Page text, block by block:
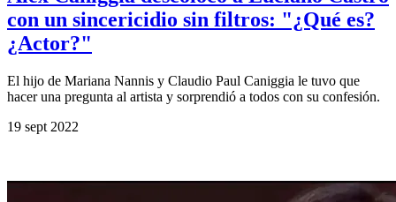
con un sincericidio sin filtros: "¿Qué es?
¿Actor?"
El hijo de Mariana Nannis y Claudio Paul Caniggia le tuvo que
hacer una pregunta al artista y sorprendió a todos con su confesión.
19 sept 2022